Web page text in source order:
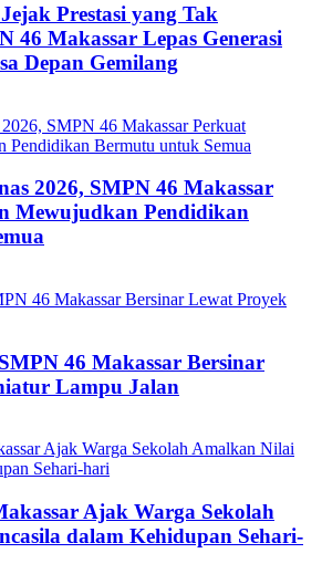
Prestasi yang Tak
46 Makassar Lepas Generasi
Depan Gemilang
2026, SMPN 46 Makassar
Mewujudkan Pendidikan
46 Makassar Bersinar
Lampu Jalan
Ajak Warga Sekolah
dalam Kehidupan Sehari-